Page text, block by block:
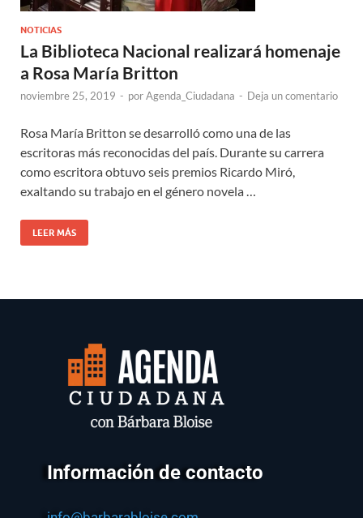
NOTICIAS
La Biblioteca Nacional realizará homenaje
a Rosa María Britton
noviembre 25, 2019 - porAgenda_Ciudadana - Deja un comentario
Rosa María Britton se desarrolló como una de las
escritoras más reconocidas del país. Durante su carrera
como escritora obtuvo seis premios Ricardo Miró,
exaltando su trabajo en el género novela …
LEER MÁS
Información de contacto